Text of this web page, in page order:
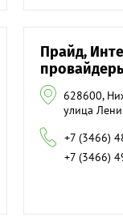
Прайд,
628600,
улица
+7 (3466)
+7 (3466)